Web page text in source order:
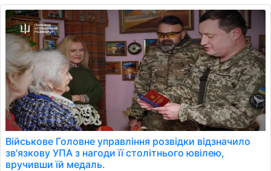
Військове Головне управління розвідки відзначило
зв'язкову УПА з нагоди її столітнього ювілею,
вручивши їй медаль.